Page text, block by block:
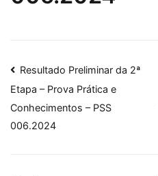
Navegação
de
Post
Resultado Preliminar da 2ª
Etapa – Prova Prática e
Conhecimentos – PSS
006.2024